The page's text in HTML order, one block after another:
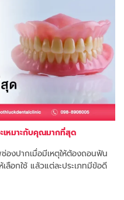
หมาะกับคุณมากที่สุด
องปากเมื่อมีเหตุให้ต้องถอนฟัน
ลือกใช้ แล้วแต่ละประเภทมีข้อดี